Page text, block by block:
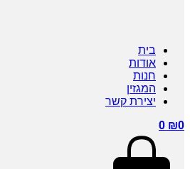
בית
אודות
חנות
המגזין
יצירת קשר
₪0
0